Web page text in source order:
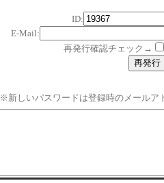
ID:
E-Mail:
再発行確認チェック→
※新しいパスワードは登録時のメールア